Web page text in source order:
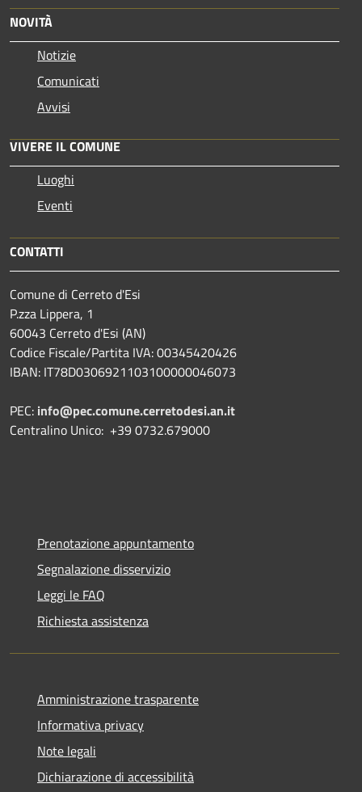
NOVITÀ
Notizie
Comunicati
Avvisi
VIVERE IL COMUNE
Luoghi
Eventi
CONTATTI
Comune di Cerreto d'Esi
P.zza Lippera, 1
60043 Cerreto d'Esi (AN)
Codice Fiscale/Partita IVA: 00345420426
IBAN: IT78D0306921103100000046073
PEC: info@pec.comune.cerretodesi.an.it
Centralino Unico: +39 0732.679000
Prenotazione appuntamento
Segnalazione disservizio
Leggi le FAQ
Richiesta assistenza
Amministrazione trasparente
Informativa privacy
Note legali
Dichiarazione di accessibilità